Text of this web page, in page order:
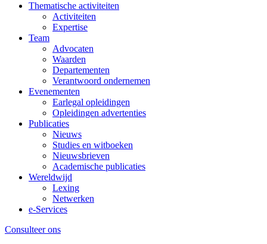
Thematische activiteiten
Activiteiten
Expertise
Team
Advocaten
Waarden
Departementen
Verantwoord ondernemen
Evenementen
Earlegal opleidingen
Opleidingen advertenties
Publicaties
Nieuws
Studies en witboeken
Nieuwsbrieven
Academische publicaties
Wereldwijd
Lexing
Netwerken
e-Services
Consulteer ons